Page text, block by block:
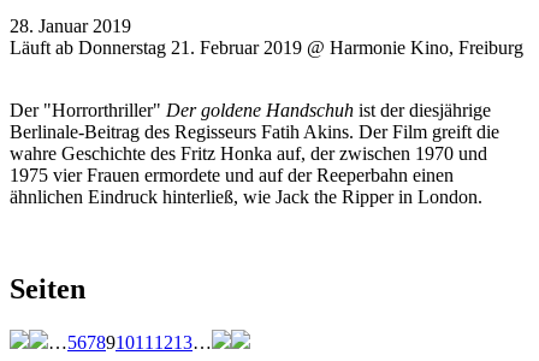
28. Januar 2019
Läuft ab Donnerstag 21. Februar 2019 @ Harmonie Kino, Freiburg
Der "Horrorthriller" Der goldene Handschuh ist der diesjährige
Berlinale-Beitrag des Regisseurs Fatih Akins. Der Film greift die
wahre Geschichte des Fritz Honka auf, der zwischen 1970 und
1975 vier Frauen ermordete und auf der Reeperbahn einen
ähnlichen Eindruck hinterließ, wie Jack the Ripper in London.
Seiten
…567891011 1213…